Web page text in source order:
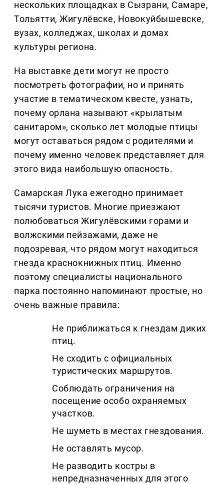
нескольких площадках в Сызрани, Самаре,
Тольятти, Жигулёвске, Новокуйбышевске,
вузах, колледжах, школах и домах
культуры региона.
На выставке дети могут не просто
посмотреть фотографии, но и принять
участие в тематическом квесте, узнать,
почему орлана называют «крылатым
санитаром», сколько лет молодые птицы
могут оставаться рядом с родителями и
почему именно человек представляет для
этого вида наибольшую опасность.
Самарская Лука ежегодно принимает
тысячи туристов. Многие приезжают
полюбоваться Жигулёвскими горами и
волжскими пейзажами, даже не
подозревая, что рядом могут находиться
гнезда краснокнижных птиц. Именно
поэтому специалисты национального
парка постоянно напоминают простые, но
очень важные правила:
Не приближаться к гнездам диких
птиц.
Не сходить с официальных
туристических маршрутов.
Соблюдать ограничения на
посещение особо охраняемых
участков.
Не шуметь в местах гнездования.
Не оставлять мусор.
Не разводить костры в
непредназначенных для этого